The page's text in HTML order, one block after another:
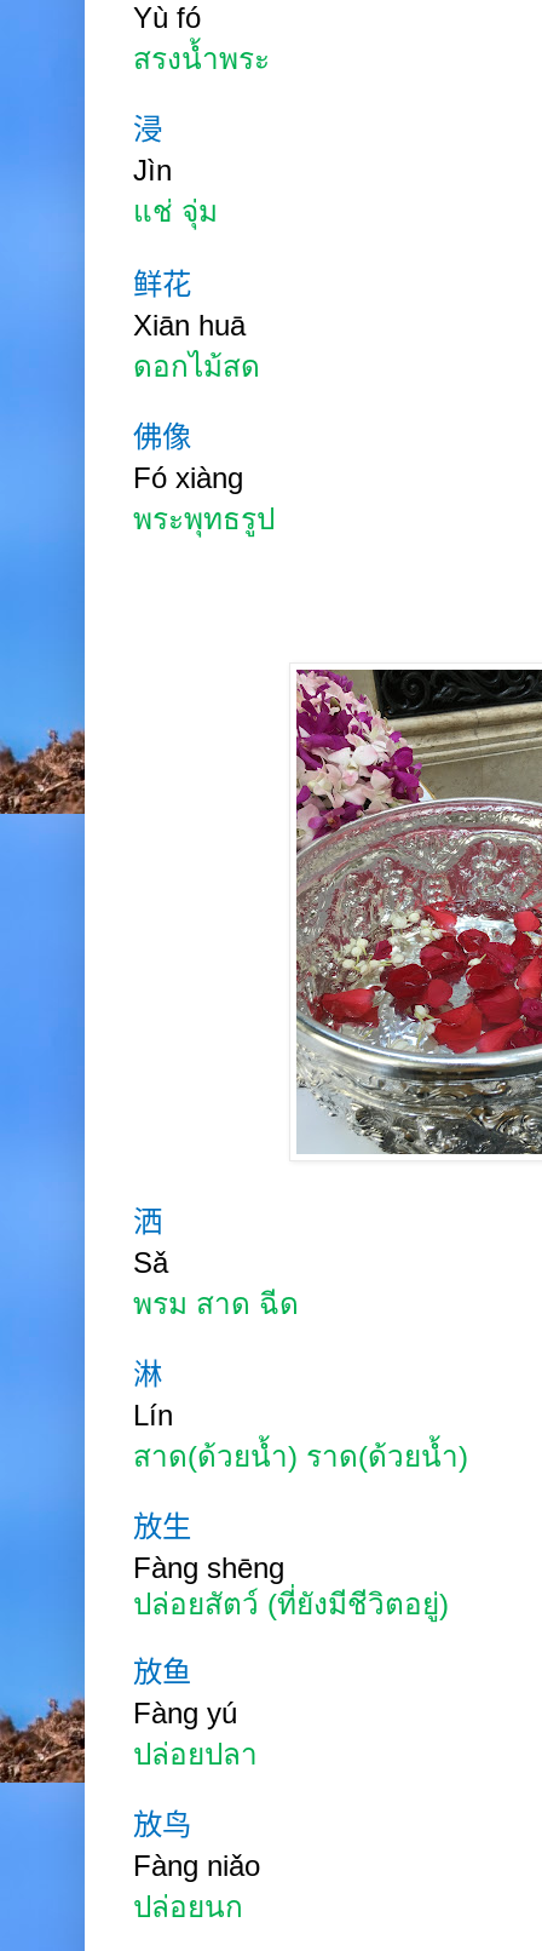
Yù fó
สรงน้ำพระ
浸
Jìn
แช่ จุ่ม
鲜花
Xiān huā
ดอกไม้สด
佛像
Fó xiàng
พระพุทธรูป
洒
Sǎ
พรม สาด ฉีด
淋
Lín
สาด(ด้วยน้ำ) ราด(ด้วยน้ำ)
放生
Fàng shēng
ปล่อยสัตว์ (ที่ยังมีชีวิตอยู่)
放鱼
Fàng yú
ปล่อยปลา
放鸟
Fàng niǎo
ปล่อยนก